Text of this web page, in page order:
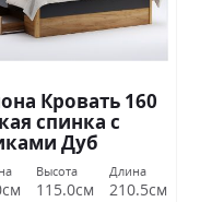
Кровать 160
спинка с
Дуб
земля
Высота
115.0см
Длина
210.5см